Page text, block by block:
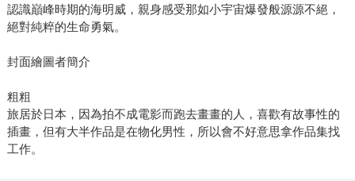
認識巔峰時期的海明威，親身感受那如小宇宙爆發般源源不絕，
絕對純粹的生命勇氣。
封面繪圖者簡介
粗粗
旅居於日本，因為拍不成電影而跑去畫畫的人，喜歡有故事性的
插畫，但有大半作品是在物化男性，所以會不好意思拿作品集找
工作。